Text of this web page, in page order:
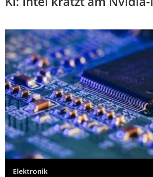
Elektronik